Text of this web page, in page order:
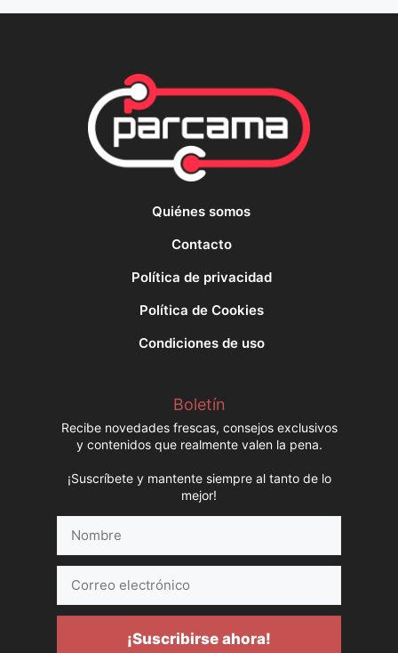
Quiénes somos
Contacto
Política de privacidad
Política de Cookies
Condiciones de uso
Boletín
Recibe novedades frescas, consejos exclusivos
y contenidos que realmente valen la pena.
¡Suscríbete y mantente siempre al tanto de lo
mejor!
electrónico
¡Suscribirse ahora!